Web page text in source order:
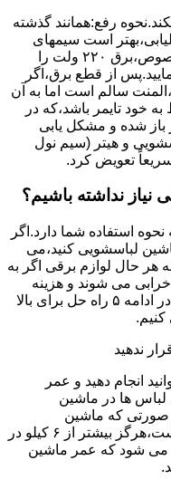
رﻓﻊ:ﻫﻤﺎﻧﻨﺪ ﮔﺬﺷﺘﻪ
است سیمهای
راﺑﻂ ﻫﯿﺘﺮ را ﺟﺪا ﻧﻤﻮده و ﺑﺎ ﯾﮏ ﺳﯿﻢ ﻣﺨﺼﻮص،برق ۲۲۰ ولت را
وصل نمایید.ﭘﺲ از ﻗﻄﻊ ﺑﺮق،اﮔﺮ
ﺳﺎﻟﻢ است اما ﺑﻪ آن
ﺧﻮد ﺗﺎﯾﻤﺮ باشد،ﮐﻪ در
باز شده و مشکل یابی
و ﻫﯿﺘﺮ (سیم ﻧﻮل
ﺗﻌﻮﯾﺾ کرد.
نیاز نداشته باشیم؟
استفاده شما دارد.اگر
لباسشویی کنید،می
هر حال لوازم برقی اگر به
خرابی می شوند و هزینه
تعمیر زیادی را برای شما ایجاد می کنند.در ادامه ۵ راه حل برای بالا
ندهید
انجام دهید و عمر
لباس ها در ماشین
که ماشین
لباسشویی شما دارای ظرفیت ۶ کیلو است،هرگز بیشتر از ۶ کیلو در
می شود که عمر ماشین